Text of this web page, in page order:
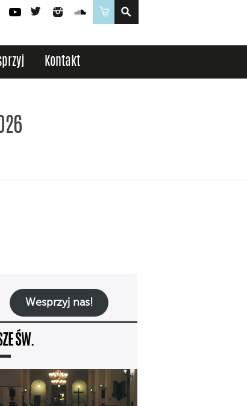
FacebookYouTubeTwitter InstagramSoundCloud
Sklep
Kontakt
Wesprzyj nas!
ŚW.